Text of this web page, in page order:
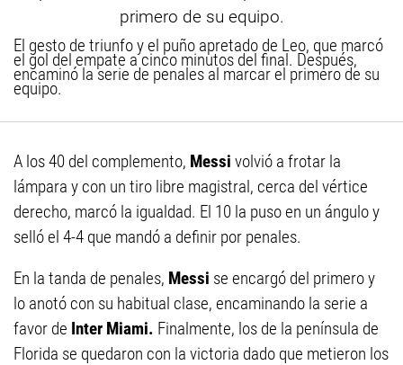
El gesto de triunfo y el puño apretado de Leo, que marcó
el gol del empate a cinco minutos del final. Después,
encaminó la serie de penales al marcar el primero de su
equipo.
A los 40 del complemento, Messi volvió a frotar la
lámpara y con un tiro libre magistral, cerca del vértice
derecho, marcó la igualdad. El 10 la puso en un ángulo y
selló el 4-4 que mandó a definir por penales.
En la tanda de penales, Messi se encargó del primero y
lo anotó con su habitual clase, encaminando la serie a
favor de Inter Miami. Finalmente, los de la península de
Florida se quedaron con la victoria dado que metieron los